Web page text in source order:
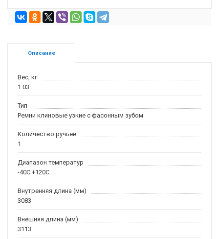
Описание
Вес, кг
1.03
Тип
Ремни клиновые узкие с фасонным зубом
Количество ручьев
1
Диапазон температур
-40С +120С
Внутренняя длина (мм)
3083
Внешняя длина (мм)
3113